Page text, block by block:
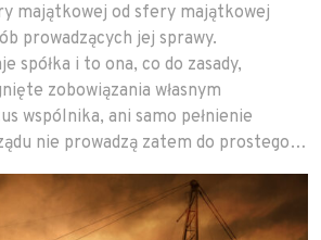
majątkowej od sfery majątkowej
prowadzących jej sprawy.
spółka i to ona, co do zasady,
zobowiązania własnym
wspólnika, ani samo pełnienie
nie prowadzą zatem do prostego…